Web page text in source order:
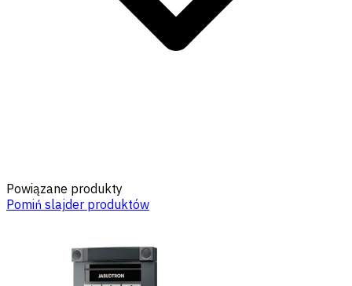
Powiązane produkty
Pomiń slajder produktów